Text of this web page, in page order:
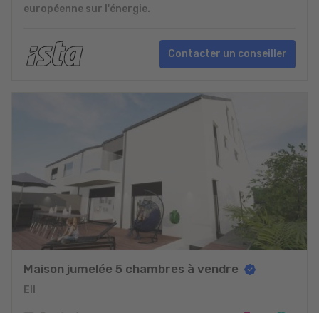
européenne sur l'énergie.
Contacter un conseiller
Maison jumelée 5 chambres à vendre
Ell